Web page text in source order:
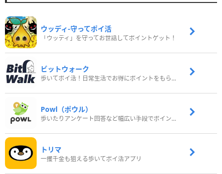
ウッディ‐守ってポイ活
「ウッディ」を守ってお世話してポイントゲット！
ビットウォーク
歩いてポイ活！日常生活でお得にポイントをもらおう
Powl（ポウル）
歩いたりアンケート回答など幅広い手段でポイントをゲット
トリマ
一攫千金も狙える歩いてポイ活アプリ